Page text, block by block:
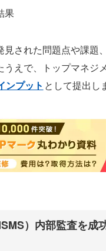
果
見された問題点や課題
うえで、トップマネジ
ンプット として提出し
）内部監査を成